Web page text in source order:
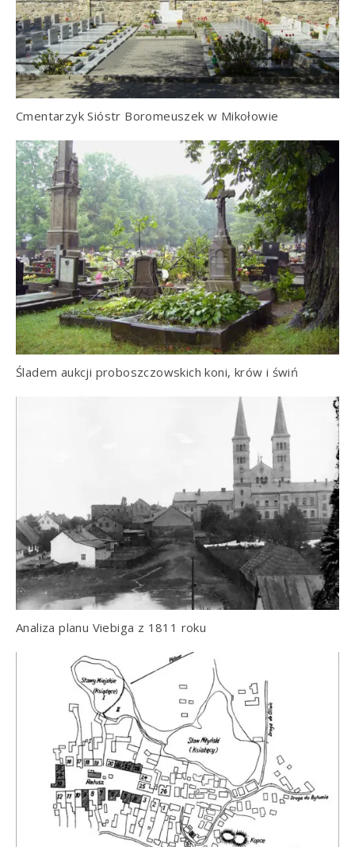
Cmentarzyk Sióstr Boromeuszek w Mikołowie
Śladem aukcji proboszczowskich koni, krów i świń
Analiza planu Viebiga z 1811 roku